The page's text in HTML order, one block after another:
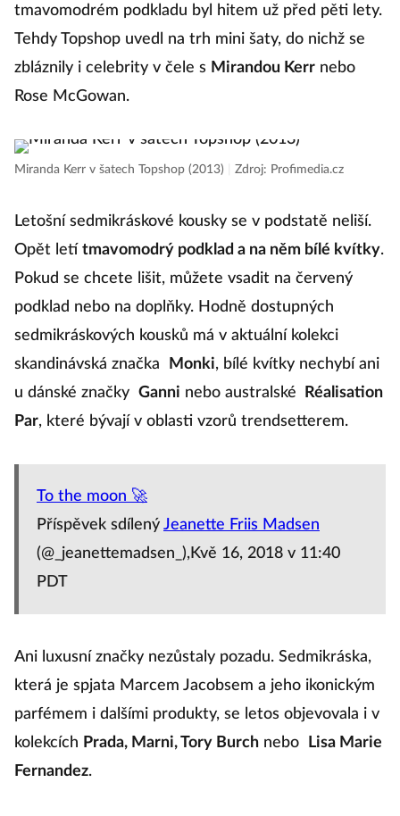
tmavomodrém podkladu byl hitem už před pěti lety.
Tehdy Topshop uvedl na trh mini šaty, do nichž se
zbláznily i celebrity v čele s Mirandou Kerr nebo
Rose McGowan.
Miranda Kerr v šatech Topshop (2013) Zdroj: Profimedia.cz
Letošní sedmikráskové kousky se v podstatě neliší.
Opět letí tmavomodrý podklad a na něm bílé kvítky.
Pokud se chcete lišit, můžete vsadit na červený
podklad nebo na doplňky. Hodně dostupných
sedmikráskových kousků má v aktuální kolekci
skandinávská značka
Monki, bílé kvítky nechybí ani
u dánské značky Ganni nebo australské
Réalisation
Par, které bývají v oblasti vzorů trendsetterem.
To the moon 🚀
Příspěvek sdílený Jeanette Friis Madsen
(@_jeanettemadsen_),Kvě 16, 2018 v 11:40
PDT
Ani luxusní značky nezůstaly pozadu. Sedmikráska,
která je spjata Marcem Jacobsem a jeho ikonickým
parfémem i dalšími produkty, se letos objevovala i v
kolekcích Prada, Marni, Tory Burch nebo
Lisa Marie
Fernandez.